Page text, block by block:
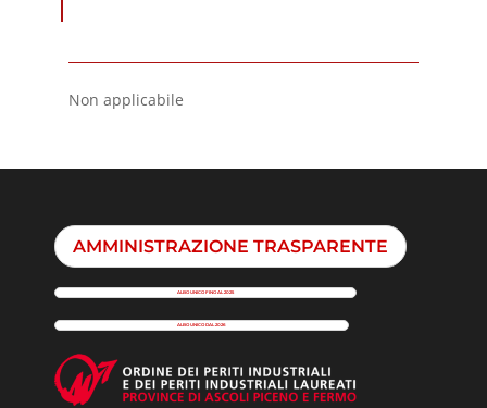
Non applicabile
AMMINISTRAZIONE TRASPARENTE
ALBO UNICO FINO AL 2025
ALBO UNICO DAL 2026